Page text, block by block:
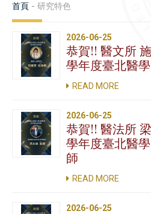
首頁 研究特色
2026-06-25
恭賀!! 醫文所
學年度臺北醫
READ MORE
2026-06-25
恭賀!! 醫法所
學年度臺北醫
師
READ MORE
2026-06-25